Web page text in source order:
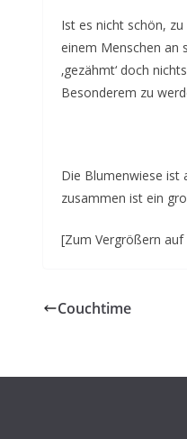
Ist es nicht schön,
einem Menschen an
‚gezähmt‘ doch
Besonderem zu
Die Blumenwiese ist
zusammen ist ein
[Zum Vergrößern auf
Couchtime